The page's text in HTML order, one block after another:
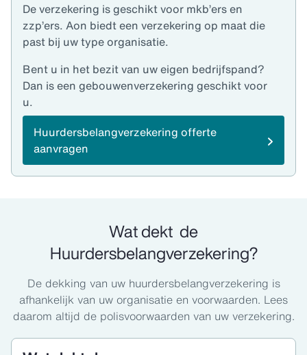
De verzekering is geschikt voor mkb’ers en
zzp’ers. Aon biedt een verzekering op maat die
past bij uw type organisatie.
Bent u in het bezit van uw eigen bedrijfspand?
Dan is een gebouwenverzekering geschikt voor
u.
Huurdersbelangverzekering offerte
aanvragen
Wat dekt de
Huurdersbelangverzekering?
De dekking van uw huurdersbelangverzekering is
afhankelijk van uw organisatie en voorwaarden. Lees
daarom altijd de polisvoorwaarden van uw verzekering.